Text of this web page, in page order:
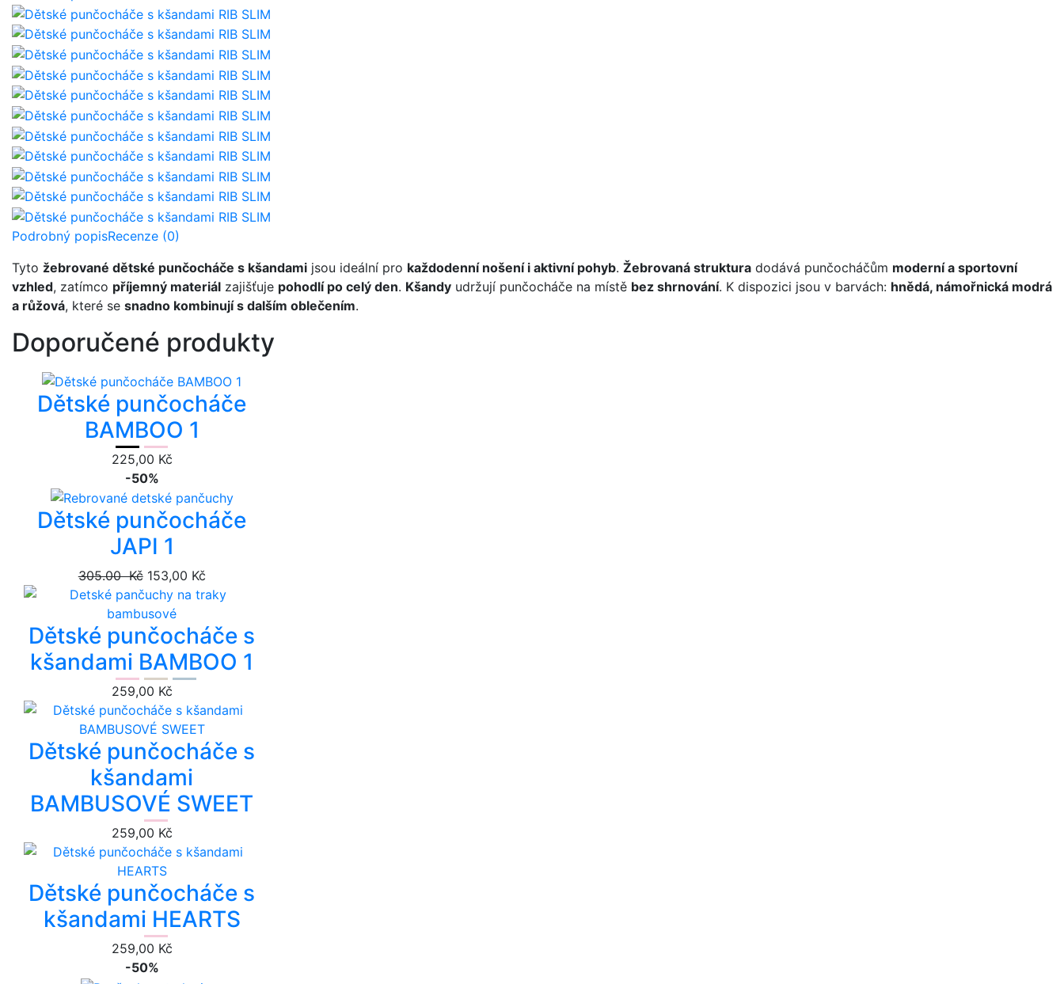
Podrobný popisRecenze (0)
Tyto žebrované dětské punčocháče s kšandami jsou ideální pro každodenní nošení i aktivní pohyb. Žebrovaná struktura dodává punčocháčům moderní a sportovní
vzhled, zatímco příjemný materiál zajišťuje pohodlí po celý den. Kšandy udržují punčocháče na místě bez shrnování. K dispozici jsou v barvách: hnědá, námořnická modrá
a růžová, které se snadno kombinují s dalším oblečením.
Doporučené produkty
Dětské punčocháče
BAMBOO 1
225,00 Kč
-50%
Dětské punčocháče
JAPI 1
305.00 Kč 153,00 Kč
Dětské punčocháče s
kšandami BAMBOO 1
259,00 Kč
Dětské punčocháče s
kšandami
BAMBUSOVÉ SWEET
259,00 Kč
Dětské punčocháče s
kšandami HEARTS
259,00 Kč
-50%